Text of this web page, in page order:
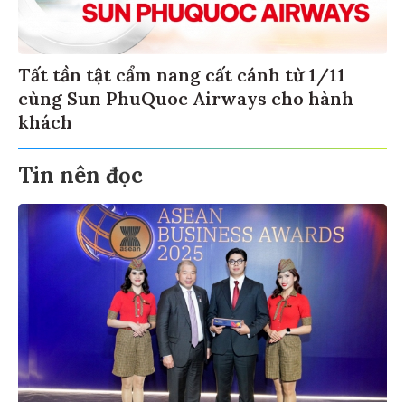
Tất tần tật cẩm nang cất cánh từ 1/11
cùng Sun PhuQuoc Airways cho hành
khách
Tin nên đọc